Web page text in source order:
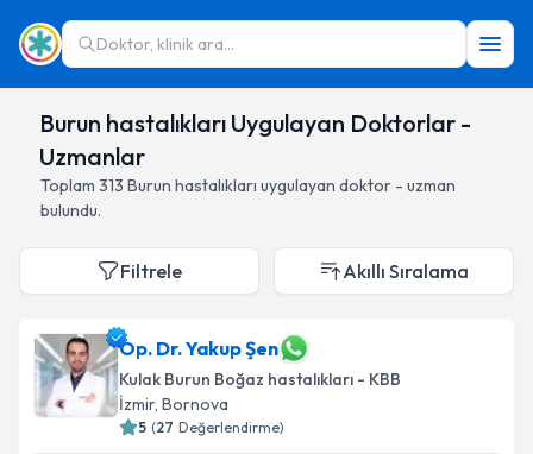
Doktor, klinik ara...
Burun hastalıkları Uygulayan Doktorlar -
Uzmanlar
Toplam 313 Burun hastalıkları uygulayan doktor - uzman
bulundu.
Filtrele Akıllı Sıralama
Op. Dr. Yakup Şen
Kulak Burun Boğaz hastalıkları - KBB
İzmir, Bornova
5 (27 Değerlendirme)